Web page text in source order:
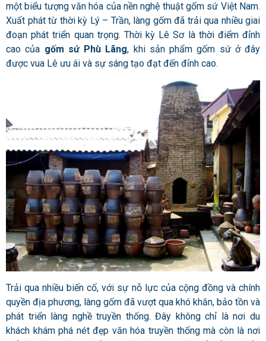
một biểu tượng văn hóa của nền nghệ thuật gốm sứ Việt Nam.
Xuất phát từ thời kỳ Lý – Trần, làng gốm đã trải qua nhiều giai
đoạn phát triển quan trọng. Thời kỳ Lê Sơ là thời điểm đỉnh
cao của gốm sứ Phù Lãng, khi sản phẩm gốm sứ ở đây
được vua Lê ưu ái và sự sáng tạo đạt đến đỉnh cao.
Trải qua nhiều biến cố, với sự nỗ lực của cộng đồng và chính
quyền địa phương, làng gốm đã vượt qua khó khăn, bảo tồn và
phát triển làng nghề truyền thống. Đây không chỉ là nơi du
khách khám phá nét đẹp văn hóa truyền thống mà còn là nơi